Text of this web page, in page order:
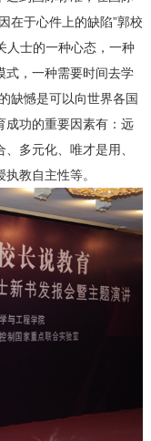
在于心件上的缺陷”郭校
人士的一种心态，一种
式，一种需要时间去学
缺憾是可以向世界各国
成功的重要因素有：远
多元化、唯才是用、
教自主性等。